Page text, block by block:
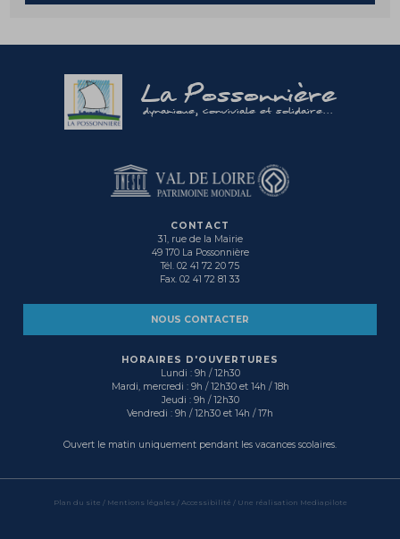
La Possonnière
dynamique, conviviale et solidaire...
CONTACT
31, rue de la Mairie
49 170 La Possonnière
Tél. 02 41 72 20 75
Fax. 02 41 72 81 33
NOUS CONTACTER
HORAIRES D'OUVERTURES
Lundi : 9h / 12h30
Mardi, mercredi : 9h / 12h30 et 14h / 18h
Jeudi : 9h / 12h30
Vendredi : 9h / 12h30 et 14h / 17h
Ouvert le matin uniquement pendant les vacances scolaires.
Plan du site / Mentions légales / Accessibilité / Une réalisation Mediapilote